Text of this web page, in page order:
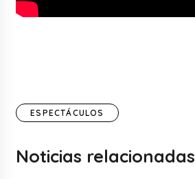
ESPECTÁCULOS
Noticias relacionadas